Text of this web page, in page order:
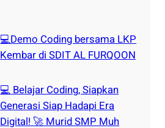
💻Demo Coding bersama LKP
Kembar di SDIT AL FURQOON
💻 Belajar Coding, Siapkan
Generasi Siap Hadapi Era
Digital! 🚀 Murid SMP Muh